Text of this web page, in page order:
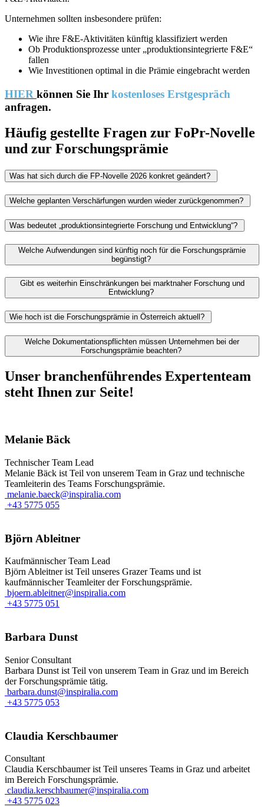
Unternehmen sollten insbesondere prüfen:
Wie ihre F&E-Aktivitäten künftig klassifiziert werden
Ob Produktionsprozesse unter „produktionsintegrierte F&E“
fallen
Wie Investitionen optimal in die Prämie eingebracht werden
HIER können Sie Ihr kostenloses Erstgespräch
anfragen.
Häufig gestellte Fragen zur FoPr-Novelle
und zur Forschungsprämie
Was hat sich durch die FP-Novelle 2026 konkret geändert?
Welche geplanten Verschärfungen wurden wieder zurückgenommen?
Was bedeutet „produktionsintegrierte Forschung und Entwicklung“?
Welche Aufwendungen sind künftig noch für die Forschungsprämie
begünstigt?
Gibt es weiterhin Einschränkungen bei marktnaher Forschung und
Entwicklung?
Wie hoch ist die Forschungsprämie in Österreich aktuell?
Welche Dokumentationspflichten müssen Unternehmen bei der
Forschungsprämie beachten?
Unser branchenführendes Expertenteam
steht Ihnen zur Seite!
Melanie Bäck
Technischer Team Lead
Melanie Bäck ist Teil von unserem Team in Graz und technische
Teamleiterin des Teams Forschungsprämie.
melanie.baeck@inspiralia.com
+43 5775 055
Björn Ableitner
Kaufmännischer Team Lead
Björn Ableitner ist Teil unseres Grazer Teams und ist
kaufmännischer Teamleiter der Forschungsprämie.
bjoern.ableitner@inspiralia.com
+43 5775 051
Barbara Dunst
Senior Consultant
Barbara Dunst ist Teil von unserem Team in Graz und im Bereich
der Forschungsprämie tätig.
barbara.dunst@inspiralia.com
+43 5775 053
Claudia Kerschbaumer
Consultant
Claudia Kerschbaumer ist Teil unseres Teams in Graz und arbeitet
im Bereich Forschungsprämie.
claudia.kerschbaumer@inspiralia.com
+43 5775 023